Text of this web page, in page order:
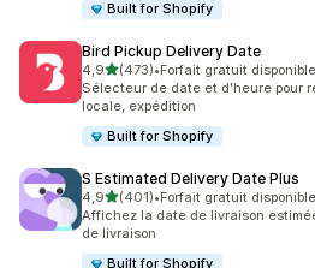
Built for Shopify
Bird Pickup Delivery Date
4,9étoile(s) sur 5
(473)
473 avis au total
•Forfait gratuit disponible
Sélecteur de date et d'heure pour
locale, expédition
Built for Shopify
S Estimated Delivery Date Plus
4,9étoile(s) sur 5
(401)
401 avis au total
•Forfait gratuit disponible
Affichez la date de livraison
de livraison
Built for Shopify